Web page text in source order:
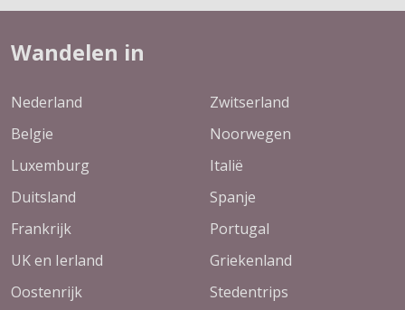
Wandelen in
Nederland
Belgie
Luxemburg
Duitsland
Frankrijk
UK en Ierland
Oostenrijk
Zwitserland
Noorwegen
Italië
Spanje
Portugal
Griekenland
Stedentrips